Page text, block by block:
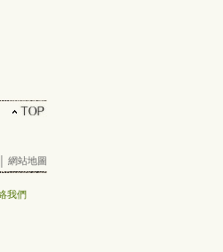
網站地圖
我們